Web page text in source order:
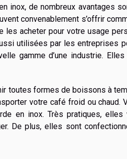
inox, de nombreux avantages
convenablement s’offrir
acheter pour votre usage
utilisées par les entreprises
gamme d’une industrie.
toutes formes de boissons à
votre café froid ou chaud.
en inox. Très pratiques,
De plus, elles sont